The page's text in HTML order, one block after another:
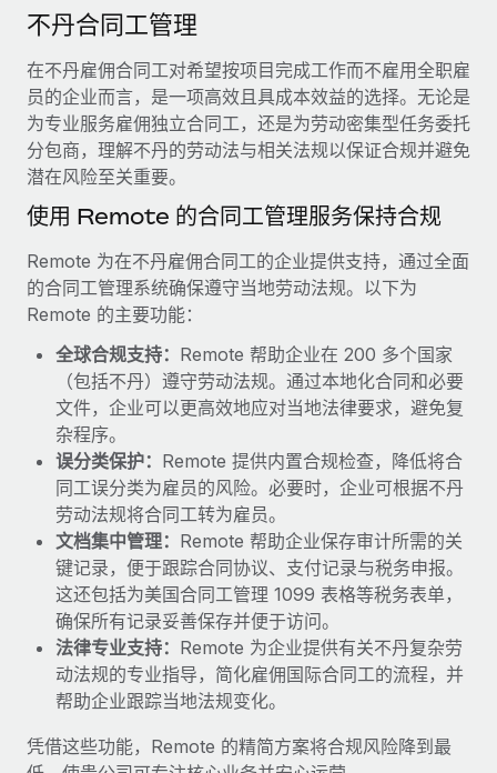
借助核心业务工具简化流程
服务
咨询专家
获得全球人力资源与合规方面的专家帮助
背景调查
合规守望台
防范合规风险
设备管理
在全球范围内配置和跟踪 IT 设备
实体设立
快速建立合规实体
人员调配与搬迁
轻松搬迁员工
福利
轻松管理员工福利
与我们共探合作机遇
Remote Build 即将推出
集成与人工智能自动化咨询
案例研究
Cultivating a Thriving Remote-First Culture in
Partnership with Remote
At a glance Discover the evolution of TheyDo, a pioneering
journey management platform that has...
了解更多
Reverse Tech's strategic partnership with
Remote for contractor management and
payroll
Reverse Tech at a glance Health and wellness startup,
Reverse Tech, partnered with Remote to manage...
了解更多
活动
新闻室
薪金与人才洞察
洞察中心
获得支持
查看全部资源
博客
Why owned entities are key to maintaining
EOR compliance
As the global workforce continues to expand in response
to the demands of today’s labor market, the...
了解更多
What a Workday global payroll implementation
actually looks like
Most teams hear "payroll implementation" and picture a
six-month project with a dedicated team....
了解更多
한국어
中文（简体）
不丹合同工管理
在不丹雇佣合同工对希望按项目完成工作而不雇用全职雇
员的企业而言，是一项高效且具成本效益的选择。无论是
为专业服务雇佣独立合同工，还是为劳动密集型任务委托
分包商，理解不丹的劳动法与相关法规以保证合规并避免
潜在风险至关重要。
使用 Remote 的合同工管理服务保持合规
Remote 为在不丹雇佣合同工的企业提供支持，通过全面
的合同工管理系统确保遵守当地劳动法规。以下为
Remote 的主要功能：
全球合规支持： Remote 帮助企业在 200 多个国家
（包括不丹）遵守劳动法规。通过本地化合同和必要
文件，企业可以更高效地应对当地法律要求，避免复
杂程序。
误分类保护： Remote 提供内置合规检查，降低将合
同工误分类为雇员的风险。必要时，企业可根据不丹
劳动法规将合同工转为雇员。
文档集中管理： Remote 帮助企业保存审计所需的关
键记录，便于跟踪合同协议、支付记录与税务申报。
这还包括为美国合同工管理 1099 表格等税务表单，
确保所有记录妥善保存并便于访问。
法律专业支持： Remote 为企业提供有关不丹复杂劳
动法规的专业指导，简化雇佣国际合同工的流程，并
帮助企业跟踪当地法规变化。
凭借这些功能，Remote 的精简方案将合规风险降到最